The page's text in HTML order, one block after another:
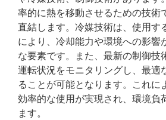
率的に熱を移動させるための技術
直結します。冷媒技術は、使用す
により、冷却能力や環境への影響
な要素です。また、最新の制御技
運転状況をモニタリングし、最適
ることが可能となります。これに
効率的な使用が実現され、環境負
ます。